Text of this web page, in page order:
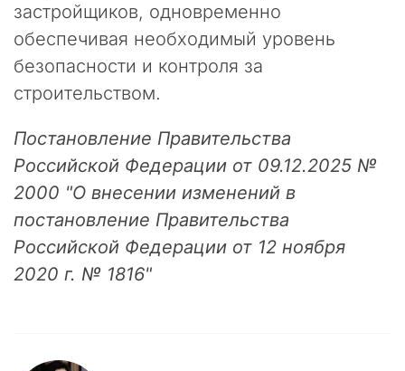
застройщиков, одновременно
обеспечивая необходимый уровень
безопасности и контроля за
строительством.
Постановление Правительства
Российской Федерации от 09.12.2025 №
2000 "О внесении изменений в
постановление Правительства
Российской Федерации от 12 ноября
2020 г. № 1816"
к
о
м
а
и
и
«
П
р
и
о
й